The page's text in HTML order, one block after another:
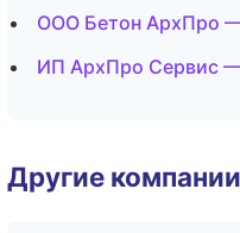
ООО Бетон АрхПро
ИП АрхПро Сервис
Другие компании